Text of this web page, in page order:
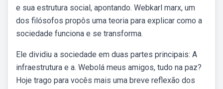
e sua estrutura social, apontando. Webkarl marx, um
dos filósofos propôs uma teoria para explicar como a
sociedade funciona e se transforma.
Ele dividiu a sociedade em duas partes principais: A
infraestrutura e a. Webolá meus amigos, tudo na paz?
Hoje trago para vocês mais uma breve reflexão dos